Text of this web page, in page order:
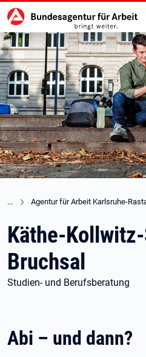
zu den Hauptinhalten springen
Hauptnavigation
Agentur für Arbeit Karlsruhe-
Käthe-
Bruchsal
Studien- und Berufsberatung
Abi – und dann?